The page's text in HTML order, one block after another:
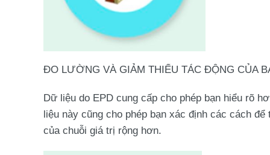
ĐO LƯỜNG VÀ GIẢM THIỂU TÁC ĐỘNG CỦA
Dữ liệu do EPD cung cấp cho phép bạn hiểu rõ
liệu này cũng cho phép bạn xác định các cách
của chuỗi giá trị rộng hơn.